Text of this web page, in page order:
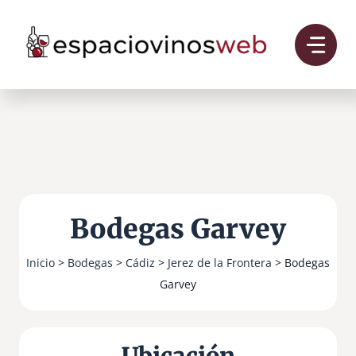
contenido
Bodegas Garvey
Inicio > Bodegas > Cádiz > Jerez de la Frontera > Bodegas
Garvey